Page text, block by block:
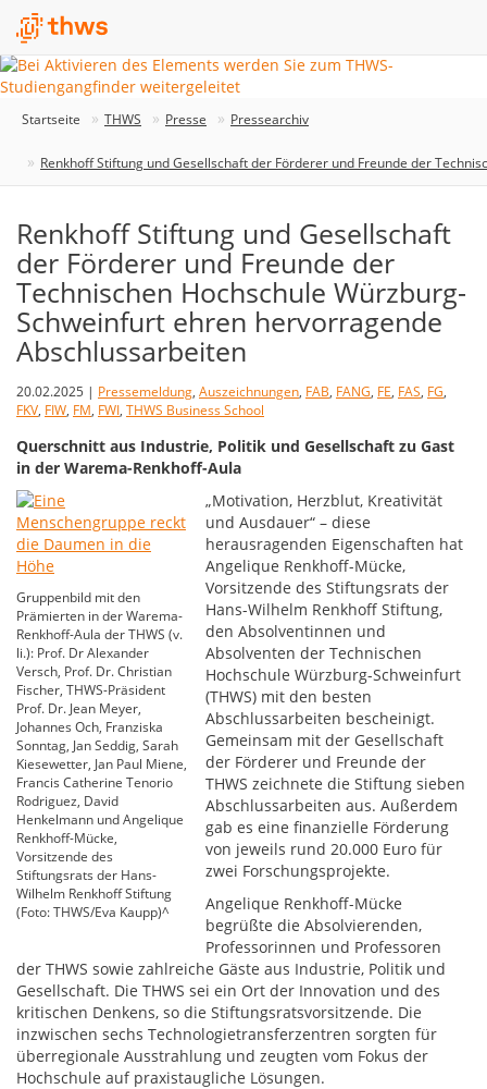
Startseite THWS Presse Pressearchiv
Renkhoff Stiftung und Gesellschaft der Förderer und Freunde der
Renkhoff Stiftung und Gesellschaft
der Förderer und Freunde der
Technischen Hochschule Würzburg-
Schweinfurt ehren hervorragende
Abschlussarbeiten
20.02.2025 | Pressemeldung, Auszeichnungen, FAB, FANG, FE, FAS, FG,
FKV, FIW, FM, FWI, THWS Business School
Querschnitt aus Industrie, Politik und Gesellschaft zu Gast
in der Warema-Renkhoff-Aula
Gruppenbild mit den
Prämierten in der Warema-
Renkhoff-Aula der THWS (v.
li.): Prof. Dr Alexander
Versch, Prof. Dr. Christian
Fischer, THWS-Präsident
Prof. Dr. Jean Meyer,
Johannes Och, Franziska
Sonntag, Jan Seddig, Sarah
Kiesewetter, Jan Paul Miene,
Francis Catherine Tenorio
Rodriguez, David
Henkelmann und Angelique
Renkhoff-Mücke,
Vorsitzende des
Stiftungsrats der Hans-
Wilhelm Renkhoff Stiftung
(Foto: THWS/Eva Kaupp)^
„Motivation, Herzblut, Kreativität
und Ausdauer“ – diese
herausragenden Eigenschaften hat
Angelique Renkhoff-Mücke,
Vorsitzende des Stiftungsrats der
Hans-Wilhelm Renkhoff Stiftung,
den Absolventinnen und
Absolventen der Technischen
Hochschule Würzburg-Schweinfurt
(THWS) mit den besten
Abschlussarbeiten bescheinigt.
Gemeinsam mit der Gesellschaft
der Förderer und Freunde der
THWS zeichnete die Stiftung sieben
Abschlussarbeiten aus. Außerdem
gab es eine finanzielle Förderung
von jeweils rund 20.000 Euro für
zwei Forschungsprojekte.
Angelique Renkhoff-Mücke
begrüßte die Absolvierenden,
Professorinnen und Professoren
der THWS sowie zahlreiche Gäste aus Industrie, Politik und
Gesellschaft. Die THWS sei ein Ort der Innovation und des
kritischen Denkens, so die Stiftungsratsvorsitzende. Die
inzwischen sechs Technologietransferzentren sorgten für
überregionale Ausstrahlung und zeugten vom Fokus der
Hochschule auf praxistaugliche Lösungen.